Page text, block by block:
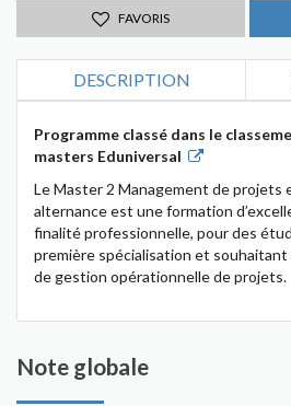
FAVORIS
DESCRIPTION
Programme classé dans le
masters Eduniversal
Le Master 2 Management de projets
alternance est une formation
finalité professionnelle, pour des
première spécialisation et
de gestion opérationnelle de projets.
Note globale